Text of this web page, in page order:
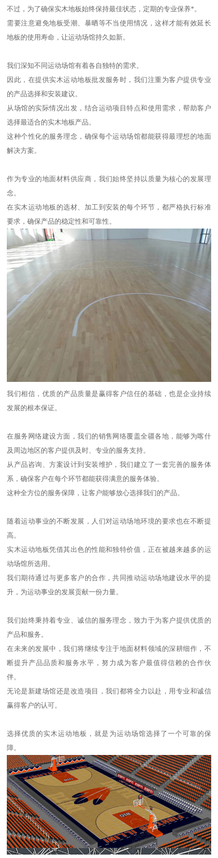
不过，为了确保实木地板始终保持最佳状态，定期的专业保养*。
需要注意避免地板受潮、暴晒等不当使用情况，这样才能有效延长
地板的使用寿命，让运动场馆持久如新。
我们深知不同运动场馆有着各自独特的需求。
因此，在提供实木运动地板批发服务时，我们注重为客户提供专业
的产品选择和安装建议。
从场馆的实际情况出发，结合运动项目特点和使用需求，帮助客户
选择最适合的实木地板产品。
这种个性化的服务理念，确保每个运动场馆都能获得最理想的地面
解决方案。
作为专业的地面材料供应商，我们始终坚持以质量为核心的发展理
念。
在实木运动地板的选材、加工到安装的每个环节，都严格执行标准
要求，确保产品的稳定性和可靠性。
我们相信，优质的产品质量是赢得客户信任的基础，也是企业持续
发展的根本保证。
在服务网络建设方面，我们的销售网络覆盖全疆各地，能够为喀什
及周边地区的客户提供及时、专业的服务支持。
从产品咨询、方案设计到安装维护，我们建立了一套完善的服务体
系，确保客户在每个环节都能获得满意的服务体验。
这种全方位的服务保障，让客户能够放心选择我们的产品。
随着运动事业的不断发展，人们对运动场地环境的要求也在不断提
高。
实木运动地板凭借其出色的性能和独特价值，正在被越来越多的运
动场馆所选用。
我们期待通过与更多客户的合作，共同推动运动场地建设水平的提
升，为运动事业的发展贡献一份力量。
我们始终秉持着专业、诚信的服务理念，致力于为客户提供优质的
产品和服务。
在未来的发展中，我们将继续专注于地面材料领域的深耕细作，不
断提升产品品质和服务水平，努力成为客户最值得信赖的合作伙
伴。
无论是新建场馆还是改造项目，我们都将全力以赴，用专业和诚信
赢得客户的认可。
选择优质的实木运动地板，就是为运动场馆选择了一个可靠的保
障。